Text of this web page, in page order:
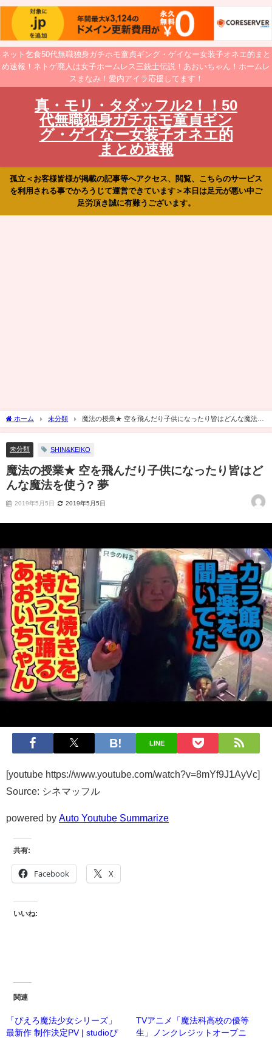
ネット乞食50代無職独身ガチホモ童貞ギング・ゲイなー女装子オネエ的まと
め速報！ネトゲ廃人は女子ホームレス三銃士伝説！あおいちゃん！ホームレ
スまなみ！愛内アイラ応援してます！
真・モリ・タダッフル2！！50
代無職独身ガチホモ童貞ギン
グ・ゲイなー女装子オネエ的
まとめ速報
孤立＜お客様皆様が掲載の記事等へアクセス、閲覧、こちらのサービス
を利用される事でかろうじて運営できています＞本日は足元が悪い中ご
足労頂き誠に有難うございます。
ホーム 未分類
魔法の授業★ 空を飛んだり子供になったり皆はどんな魔法を
使う? 夢
未分類 SHIN&KEIKO
魔法の授業★ 空を飛んだり子供になったり皆はど
んな魔法を使う? 夢
2019年5月5日 2019年5月5日
LINE
[youtube https://www.youtube.com/watch?v=8mYf9J1AyVc]
Source: シネマッフル
powered by Auto Youtube Summarize
共有:
Facebook X
いいね:
関連
「ぴえろ魔法少女シリーズ」
最新作 制作決定PV | studioぴ
TVアニメ「魔法科高校の優等
生」ノンクレジットオープニ